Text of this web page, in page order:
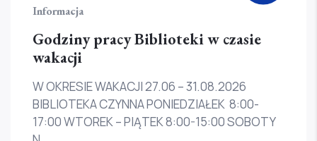
Informacja
Godziny pracy Biblioteki w czasie
wakacji
W OKRESIE WAKACJI 27.06 – 31.08.2026
BIBLIOTEKA CZYNNA PONIEDZIAŁEK 8:00-
17:00 WTOREK – PIĄTEK 8:00-15:00 SOBOTY